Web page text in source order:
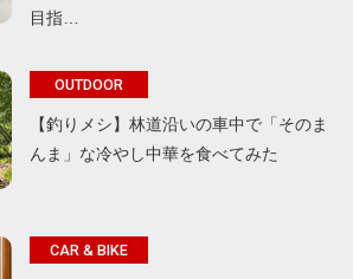
目指…
OUTDOOR
【釣りメシ】林道沿いの車中で「そのま
んま」な冷やし中華を食べてみた
CAR & BIKE